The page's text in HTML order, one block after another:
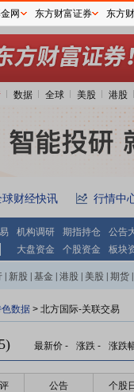
数据 全球 美股 港股
球财经快讯 行情中
机构调研 期指持仓
公告
大盘资金 个股资金 板块
新股 基金 港股 美股 期货
数据 > 北方国际-关联交易
最新价 - 涨跌 - 涨跌
公告 个股
网 东方财富证券 东方